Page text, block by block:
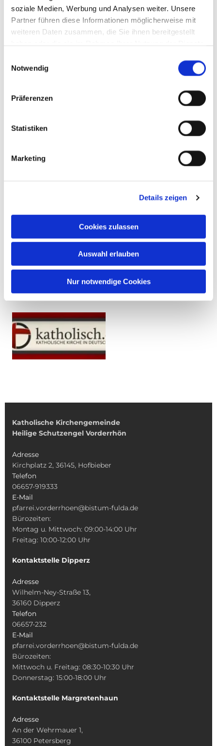
soziale Medien, Werbung und Analysen weiter. Unsere
Partner führen diese Informationen möglicherweise mit
weiteren Daten zusammen, die Sie ihnen bereitgestellt
Notwendig
Präferenzen
Statistiken
Marketing
Details zeigen
Cookies zulassen
Auswahl erlauben
Nur notwendige Cookies
Katholische Kirchengemeinde
Heilige Schutzengel Vorderrhön
Adresse
Kirchplatz 2, 36145, Hofbieber
Telefon
06657-919333
E-Mail
pfarrei.vorderrhoen@bistum-fulda.de
Bürozeiten:
Montag u. Mittwoch: 09:00-14:00 Uhr
Freitag: 10:00-12:00 Uhr
Kontaktstelle Dipperz
Adresse
Wilhelm-Ney-Straße 13,
36160 Dipperz
Telefon
06657-232
E-Mail
pfarrei.vorderrhoen@bistum-fulda.de
Bürozeiten:
Mittwoch u. Freitag: 08:30-10:30 Uhr
Donnerstag: 15:00-18:00 Uhr
Kontaktstelle Margretenhaun
Adresse
An der Wehrmauer 1,
36100 Petersberg